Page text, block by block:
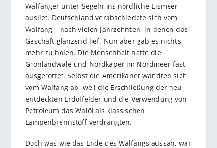
Walfänger unter Segeln ins nördliche Eismeer
auslief. Deutschland verabschiedete sich vom
Walfang – nach vielen Jahrzehnten, in denen das
Geschäft glänzend lief. Nun aber gab es nichts
mehr zu holen. Die Menschheit hatte die
Grönlandwale und Nordkaper im Nordmeer fast
ausgerottet. Selbst die Amerikaner wandten sich
vom Walfang ab, weil die Erschließung der neu
entdeckten Erdölfelder und die Verwendung von
Petroleum das Walöl als klassischen
Lampenbrennstoff verdrängten.
Doch was wie das Ende des Walfangs aussah, war